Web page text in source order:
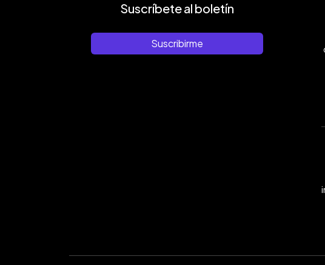
Suscríbete al boletín
Suscribirme